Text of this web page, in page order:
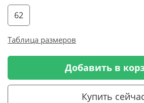
62
Таблица размеров
Добавить в
Купить